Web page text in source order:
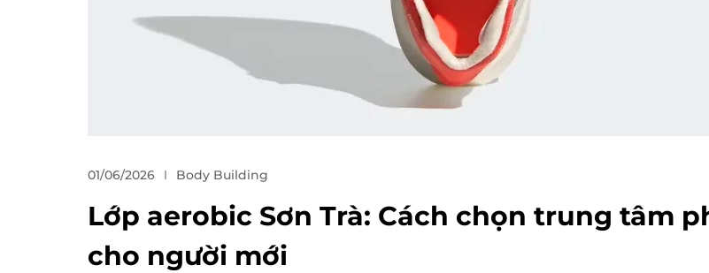
01/06/2026 Body Building
Lớp aerobic Sơn Trà: Cách chọn trung tâm
cho người mới